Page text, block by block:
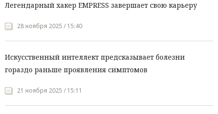
Легендарный хакер EMPRESS завершает свою карьеру
28 ноября 2025 / 15:40
Искусственный интеллект предсказывает болезни
гораздо раньше проявления симптомов
21 ноября 2025 / 15:11